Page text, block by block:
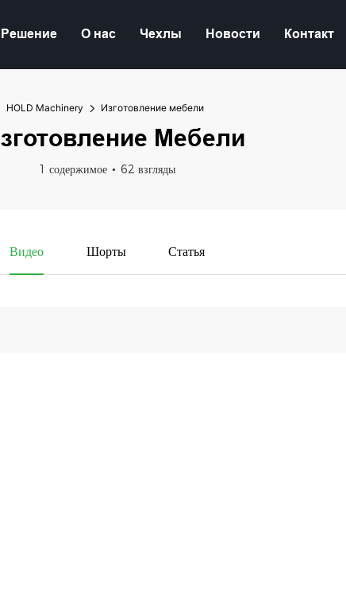
Решение О нас Чехлы Новости Контакт
HOLD Machinery Изготовление мебели
Мебели
1 содержимое 62 взгляды
Видео Шорты Статья